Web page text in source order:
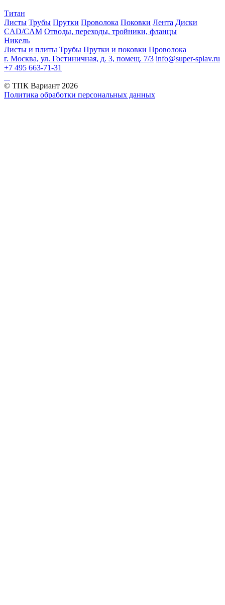
Титан
Листы Трубы Прутки Проволока Поковки Лента Диски
CAD/CAM Отводы, переходы, тройники, фланцы
Никель
Листы и плиты Трубы Прутки и поковки Проволока
г. Москва, ул. Гостиничная, д. 3, помещ. 7/3 info@super-splav.ru
+7 495 663-71-31
© ТПК Вариант 2026
Политика обработки персональных данных